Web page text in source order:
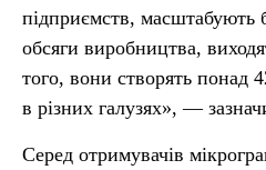
підприємств, масштабують
обсяги виробництва,
того, вони створять понад
в різних галузях», —
Серед отримувачів